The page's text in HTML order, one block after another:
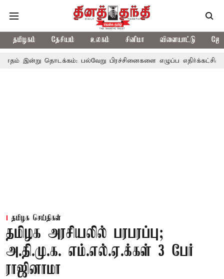
தமிழகம் தேசியம் உலகம் சினிமா விளையாட்டு
பல்வேறு பிரச்சினைகளை எழுப்ப எதிர்க்கட்சிகள் திட்டம்
தமிழக செய்திகள்
தமிழக அரசியலில் பரபரப்பு;
அ.தி.மு.க. எம்.எல்.ஏ.க்கள் 3 பேர்
ராஜினாமா